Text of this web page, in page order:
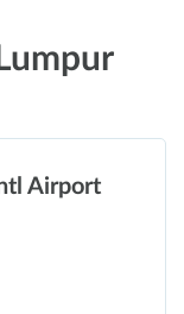
Airport